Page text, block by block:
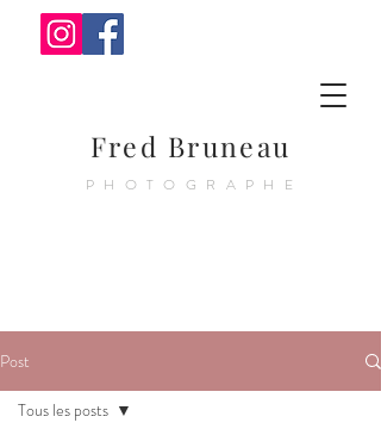
Fred Bruneau
PHOTOGRAPHE
Post
Tous les posts